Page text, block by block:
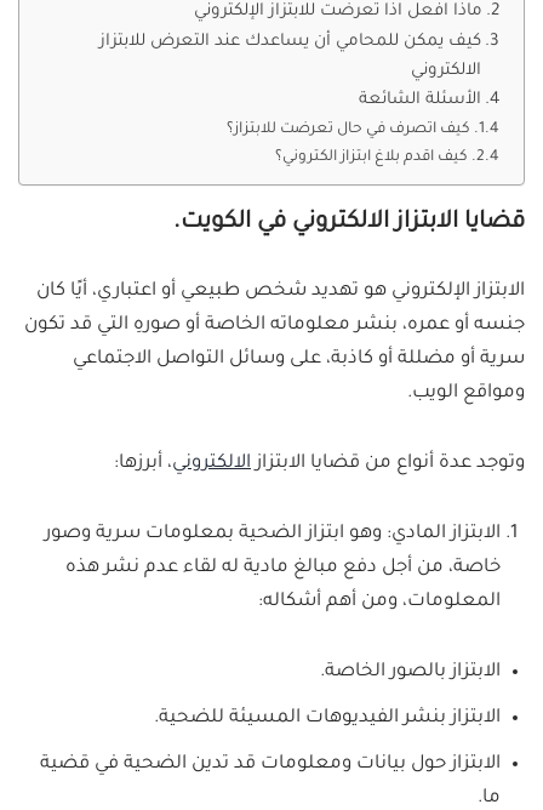
ماذا افعل اذا تعرضت للابتزاز الإلكتروني
كيف يمكن للمحامي أن يساعدك عند التعرض للابتزاز
الالكتروني
الأسئلة الشائعة
كيف اتصرف في حال تعرضت للابتزاز؟
كيف اقدم بلاغ ابتزاز الكتروني؟
قضايا الابتزاز الالكتروني في الكويت.
الابتزاز الإلكتروني هو تهديد شخص طبيعي أو اعتباري، أيًا كان
جنسه أو عمره، بنشر معلوماته الخاصة أو صورهِ التي قد تكون
سرية أو مضللة أو كاذبة، على وسائل التواصل الاجتماعي
ومواقع الويب.
وتوجد عدة أنواع من قضايا الابتزاز الالكتروني، أبرزها:
الابتزاز المادي: وهو ابتزاز الضحية بمعلومات سرية وصور
خاصة، من أجل دفع مبالغ مادية له لقاء عدم نشر هذه
المعلومات، ومن أهم أشكاله:
الابتزاز بالصور الخاصة.
الابتزاز بنشر الفيديوهات المسيئة للضحية.
الابتزاز حول بيانات ومعلومات قد تدين الضحية في قضية
ما.